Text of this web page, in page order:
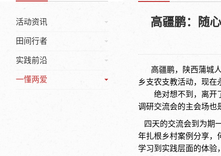
活动资讯
田间行者
实践前沿
一懂两爱
高疆鹏：随
高疆鹏，陕西蒲城
乡支农支教活动，现在
绝对想不到，离开
调研交流会的主会场也
四天的交流会到为期
年扎根乡村案例分享，
学习到实践层面的体验